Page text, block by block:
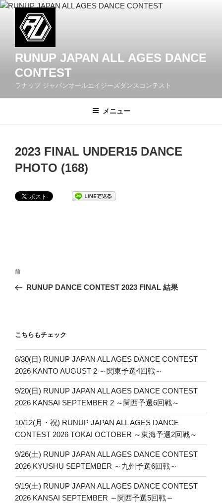
コ
ッ
RUNUP JAPAN ALL AGES DANCE
CONTEST
ラナップ ジャパンオールエイジーズダンスコンテスト
メニュー
2023 FINAL UNDER15 DANCE
PHOTO (168)
投
ー
シ
ョ
前
の
前
RUNUP DANCE CONTEST 2023 FINAL 結果
こちらもチェック
8/30(日) RUNUP JAPAN ALL AGES DANCE CONTEST
2026 KANTO AUGUST 2 ～関東予選4回戦～
9/20(日) RUNUP JAPAN ALL AGES DANCE CONTEST
2026 KANSAI SEPTEMBER 2 ～関西予選6回戦～
10/12(月・祝) RUNUP JAPAN ALL AGES DANCE
CONTEST 2026 TOKAI OCTOBER ～東海予選2回戦～
9/26(土) RUNUP JAPAN ALL AGES DANCE CONTEST
2026 KYUSHU SEPTEMBER ～九州予選6回戦～
9/19(土) RUNUP JAPAN ALL AGES DANCE CONTEST
2026 KANSAI SEPTEMBER ～関西予選5回戦～